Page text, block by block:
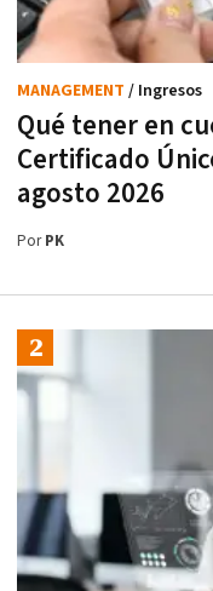
Qué tener en
Certificado
agosto 2026
MANAGEMENT / Ingresos
PorPK